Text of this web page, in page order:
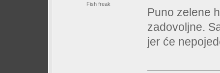
Fish freak
Puno zelene
zadovoljne.
jer će